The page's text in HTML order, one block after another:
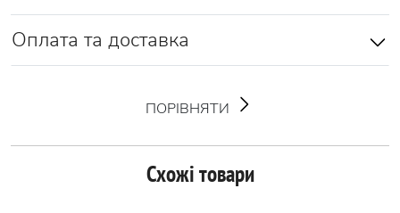
Оплата та доставка
ПОРІВНЯТИ
Схожі товари